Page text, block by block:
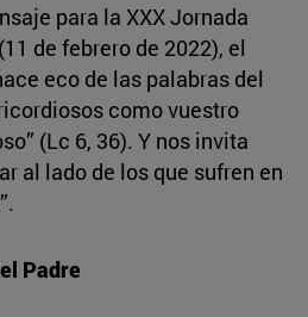
para la XXX Jornada
de febrero de 2022), el
eco de las palabras del
como vuestro
(Lc 6, 36). Y nos invita
al lado de los que sufren en
Padre